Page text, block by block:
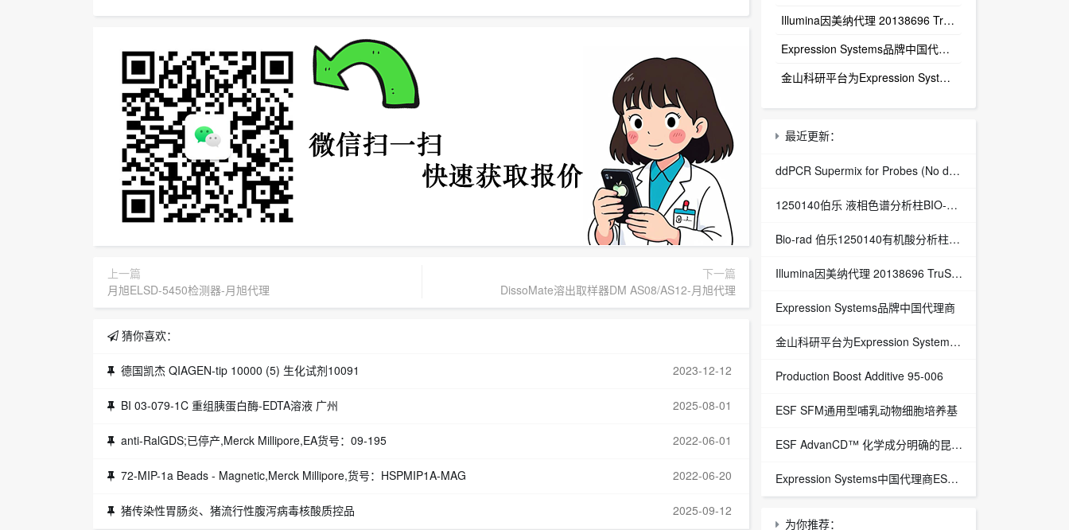
上一篇
月旭ELSD-5450检测器-月旭代理
下一篇
DissoMate溶出取样器DM AS08/AS12-月旭代理
猜你喜欢：
德国凯杰 QIAGEN-tip 10000 (5) 生化试剂10091 2023-12-12
BI 03-079-1C 重组胰蛋白酶-EDTA溶液 广州 2025-08-01
anti-RalGDS;已停产,Merck Millipore,EA货号：09-195 2022-06-01
72-MIP-1a Beads - Magnetic,Merck Millipore,货号：HSPMIP1A-MAG 2022-06-20
猪传染性胃肠炎、猪流行性腹泻病毒核酸质控品 2025-09-12
‌Illumina因美纳代理 20138696 TruSight™ Oncology 500 v2 DNA Kit plus Illumina Connected Insights (48 samples)
Expression Systems品牌中国代理商
金山科研平台为Expression Systems（ES）中国独家代理商
最近更新：
ddPCR Supermix for Probes (No dUTP) 1863024
1250140伯乐 液相色谱分析柱BIO-RAD Aminex HPX-87H Column
Bio-rad 伯乐1250140有机酸分析柱 1250129保护柱芯 1250131保护柱套
‌Illumina因美纳代理 20138696 TruSight™ Oncology 500 v2 DNA Kit plus Illumina Connected Insights (48 samples)
Expression Systems品牌中国代理商
金山科研平台为Expression Systems（ES）中国独家代理商
Production Boost Additive 95-006
ESF SFM通用型哺乳动物细胞培养基
ESF AdvanCD™ 化学成分明确的昆虫细胞培养基
Expression Systems中国代理商ESF 921™昆虫细胞培养基
为你推荐：